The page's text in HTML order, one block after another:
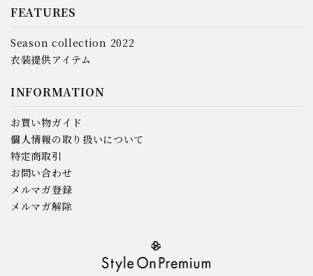
FEATURES
Season collection 2022
衣装提供アイテム
INFORMATION
お買い物ガイド
個人情報の取り扱いについて
特定商取引
お問い合わせ
メルマガ登録
メルマガ解除